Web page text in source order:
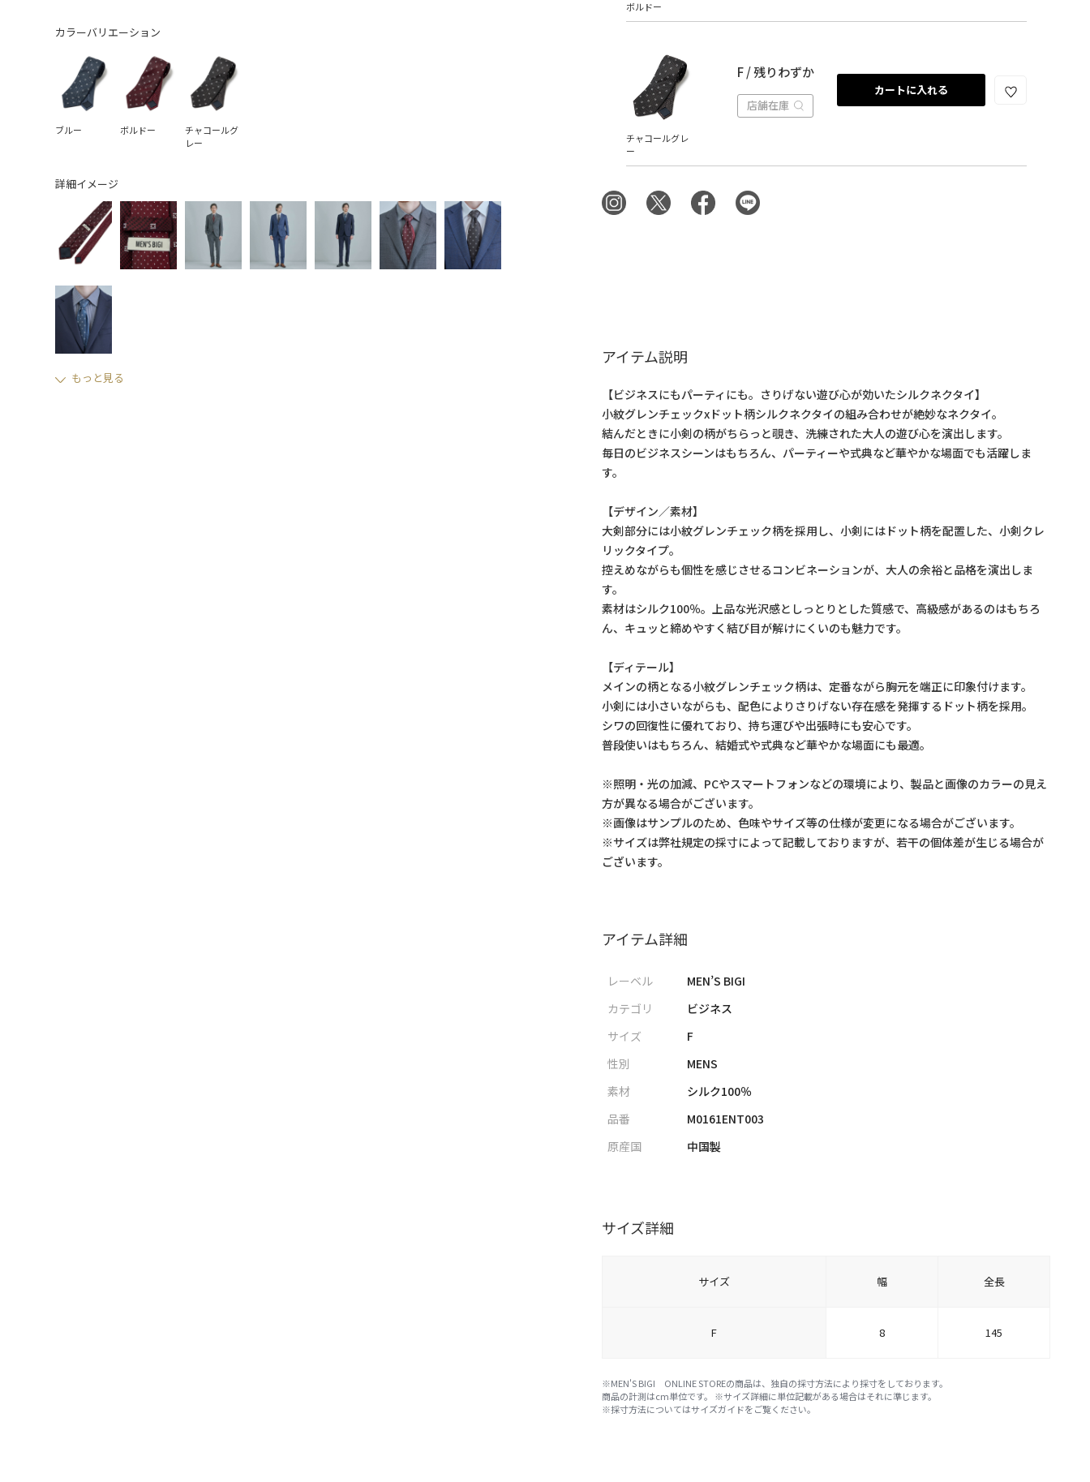
カラーバリエーション
ブルー ボルドー
チャコールグ
レー
詳細イメージ
もっと見る
ボルドー
チャコールグレ
ー
F / 残りわずか
店舗在庫
カートに入れる
アイテム説明
【ビジネスにもパーティにも。さりげない遊び心が効いたシルクネクタイ】
小紋グレンチェックxドット柄シルクネクタイの組み合わせが絶妙なネクタイ。
結んだときに小剣の柄がちらっと覗き、洗練された大人の遊び心を演出します。
毎日のビジネスシーンはもちろん、パーティーや式典など華やかな場面でも活躍しま
す。
【デザイン／素材】
大剣部分には小紋グレンチェック柄を採用し、小剣にはドット柄を配置した、小剣クレ
リックタイプ。
控えめながらも個性を感じさせるコンビネーションが、大人の余裕と品格を演出しま
す。
素材はシルク100％。上品な光沢感としっとりとした質感で、高級感があるのはもちろ
ん、キュッと締めやすく結び目が解けにくいのも魅力です。
【ディテール】
メインの柄となる小紋グレンチェック柄は、定番ながら胸元を端正に印象付けます。
小剣には小さいながらも、配色によりさりげない存在感を発揮するドット柄を採用。
シワの回復性に優れており、持ち運びや出張時にも安心です。
普段使いはもちろん、結婚式や式典など華やかな場面にも最適。
※照明・光の加減、PCやスマートフォンなどの環境により、製品と画像のカラーの見え
方が異なる場合がございます。
※画像はサンプルのため、色味やサイズ等の仕様が変更になる場合がございます。
※サイズは弊社規定の採寸によって記載しておりますが、若干の個体差が生じる場合が
ございます。
アイテム詳細
レーベル
MEN’S BIGI
カテゴリ
ビジネス
サイズ
F
性別
MENS
素材
シルク100％
品番
M0161ENT003
原産国
中国製
サイズ詳細
サイズ 幅 全長
F 8 145
※MEN'S BIGI ONLINE STOREの商品は、独自の採寸方法により採寸をしております。
商品の計測はcm単位です。 ※サイズ詳細に単位記載がある場合はそれに準じます。
※採寸方法についてはサイズガイドをご覧ください。